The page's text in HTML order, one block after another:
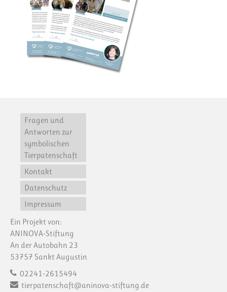
Fragen und
Antworten zur
symbolischen
Tierpatenschaft
Kontakt
Datenschutz
Impressum
Ein Projekt von:
ANINOVA-Stiftung
An der Autobahn 23
53757 Sankt Augustin
02241-2615494
tierpatenschaft@aninova-stiftung.de